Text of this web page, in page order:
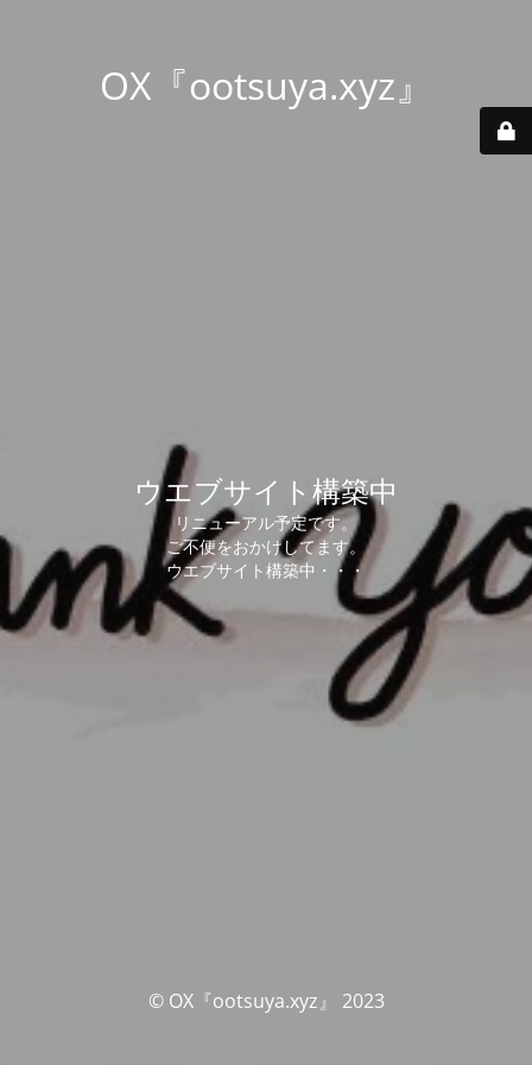
OX『ootsuya.xyz』
ウエブサイト構築中
リニューアル予定です。
ご不便をおかけしてます。
ウエブサイト構築中・・・
© OX『ootsuya.xyz』 2023